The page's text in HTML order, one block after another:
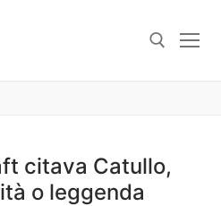
citava Catullo,
o leggenda